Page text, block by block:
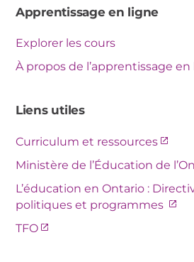
Apprentissage en ligne
Explorer les cours
À propos de l’apprentissage en
Liens utiles
Curriculum et ressources
Ce
dans
une
Ministère de l’Éducation de
L’éducation en Ontario :
politiques et programmes
Ce
TFO
Ce